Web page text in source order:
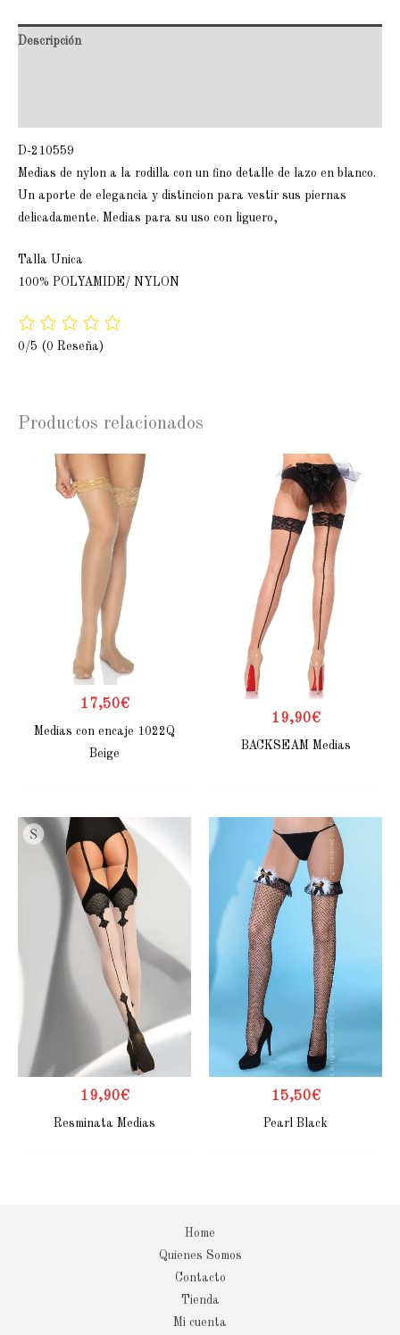
Descripción
D-210559
Medias de nylon a la rodilla con un fino detalle de lazo en blanco.
Un aporte de elegancia y distincion para vestir sus piernas
delicadamente. Medias para su uso con liguero,
Talla Unica
100% POLYAMIDE/ NYLON
0/5 (0 Reseña)
Productos relacionados
17,50€
Medias con encaje 1022Q
Beige
19,90€
BACKSEAM Medias
19,90€
Resminata Medias
15,50€
Pearl Black
Home
Quienes Somos
Contacto
Tienda
Mi cuenta